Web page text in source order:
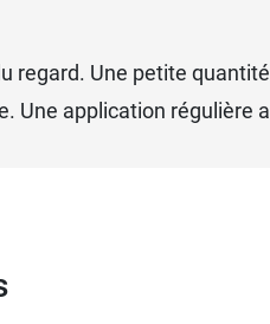
regard. Une petite
application régulière